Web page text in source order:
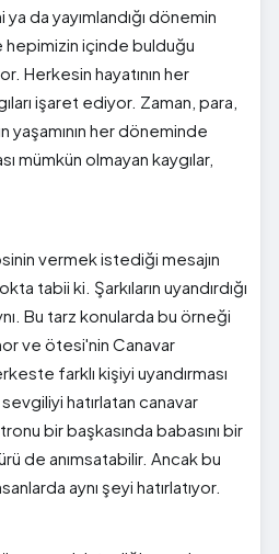
da yayımlandığı dönemin
hepimizin içinde bulduğu
Herkesin hayatının her
işaret ediyor. Zaman, para,
yaşamının her döneminde
mümkün olmayan kaygılar,
vermek istediği mesajın
tabii ki. Şarkıların uyandırdığı
Bu tarz konularda bu örneği
ve ötesi'nin Canavar
farklı kişiyi uyandırması
hatırlatan canavar
bir başkasında babasını bir
de anımsatabilir. Ancak bu
aynı şeyi hatırlatıyor.